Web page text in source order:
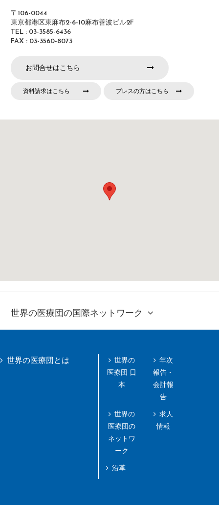
〒106-0044
東京都港区東麻布2-6-10麻布善波ビル2F
TEL : 03-3585-6436
FAX : 03-3560-8073
お問合せはこちら
資料請求はこちら プレスの方はこちら
世界の医療団の国際ネットワーク
世界の医療団とは
世界の
医療団 日
本
世界の
医療団の
ネットワ
ーク
沿革
年次
報告・
会計報
告
求人
情報